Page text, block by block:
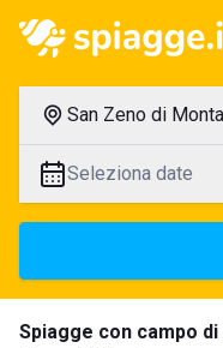
San Zeno di
Seleziona date
Spiagge con campo